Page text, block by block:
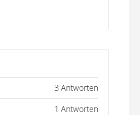
3 Antworten
1 Antworten